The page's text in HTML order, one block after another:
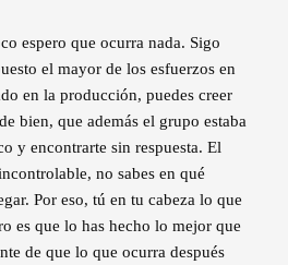
espero que ocurra nada. Sigo
el mayor de los esfuerzos en
en la producción, puedes creer
bien, que además el grupo estaba
y encontrarte sin respuesta. El
no sabes en qué
Por eso, tú en tu cabeza lo que
es que lo has hecho lo mejor que
de que lo que ocurra después